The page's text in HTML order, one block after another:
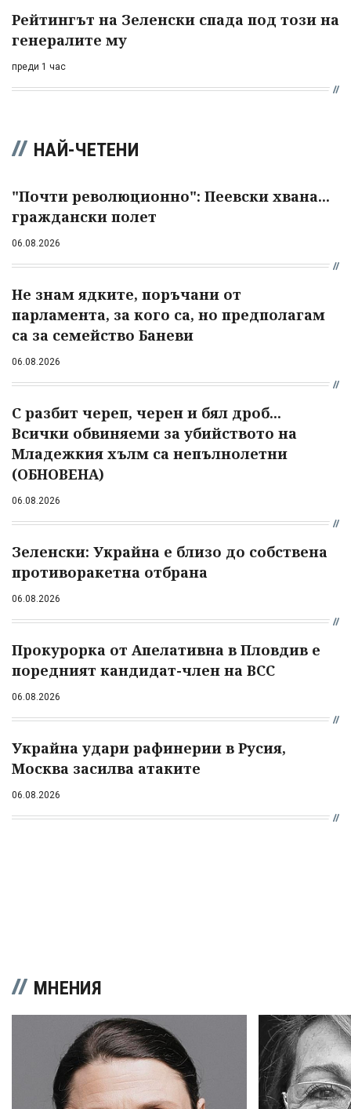
Рейтингът на Зеленски спада под този на
генералите му
преди 1 час
НАЙ-ЧЕТЕНИ
"Почти революционно": Пеевски хвана...
граждански полет
06.08.2026
Не знам ядките, поръчани от
парламента, за кого са, но предполагам
са за семейство Баневи
06.08.2026
С разбит череп, черен и бял дроб...
Всички обвиняеми за убийството на
Младежкия хълм са непълнолетни
(ОБНОВЕНА)
06.08.2026
Зеленски: Украйна е близо до собствена
противоракетна отбрана
06.08.2026
Прокурорка от Апелативна в Пловдив е
поредният кандидат-член на ВСС
06.08.2026
Украйна удари рафинерии в Русия,
Москва засилва атаките
06.08.2026
МНЕНИЯ